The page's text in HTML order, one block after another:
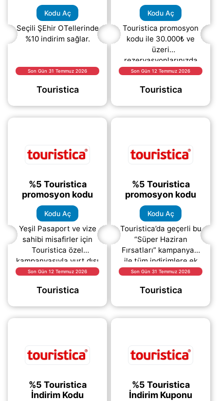
Kodu Aç
Seçili ŞEhir OTellerinde
%10 indirim sağlar.
Son Gün 31 Temmuz 2026
Touristica
Kodu Aç
Touristica promosyon
kodu ile 30.000₺ ve
üzeri
rezervasyonlarınızda
1.500₺ indirim
yararlanabilirsiniz.
Son Gün 12 Temmuz 2026
Touristica
%5 Touristica
promosyon kodu
Kodu Aç
Yeşil Pasaport ve vize
sahibi misafirler için
Touristica özel
kampanyasıyla yurt dışı
tur rezervasyonlarında
bekliyor. Touristica
Son Gün 12 Temmuz 2026
Touristica
%5 Touristica
promosyon kodu
Kodu Aç
Touristica’da geçerli bu
“Süper Haziran
Fırsatları” kampanyası
ile tüm indirimlere ek
olarak ekstra %5
yararlanabilirsiniz.
Son Gün 31 Temmuz 2026
Touristica
%5 Touristica
İndirim Kodu
%5 Touristica
İndirim Kuponu